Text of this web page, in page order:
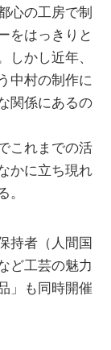
心の工房で制
をはっきりと
しかし近年、
中村の制作に
関係にあるの
これまでの活
かに立ち現れ
持者（人間国
ど工芸の魅力
」も同時開催